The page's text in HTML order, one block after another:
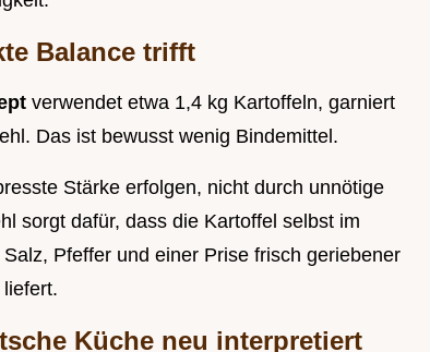
Balance trifft
verwendet etwa 1,4 kg Kartoffeln, garniert
Das ist bewusst wenig Bindemittel.
Stärke erfolgen, nicht durch unnötige
sorgt dafür, dass die Kartoffel selbst im
Pfeffer und einer Prise frisch geriebener
Küche neu interpretiert